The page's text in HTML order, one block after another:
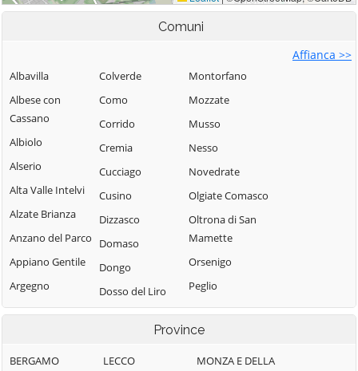
Comuni
Affianca >>
Albavilla
Albese con
Cassano
Albiolo
Alserio
Alta Valle Intelvi
Alzate Brianza
Anzano del Parco
Appiano Gentile
Argegno
Arosio
Barni
Colverde
Como
Corrido
Cremia
Cucciago
Cusino
Dizzasco
Domaso
Dongo
Dosso del Liro
Erba
Faggeto Lario
Montorfano
Mozzate
Musso
Nesso
Novedrate
Olgiate Comasco
Oltrona di San
Mamette
Orsenigo
Peglio
Pianello del Lario
Pigra
Plesio
Province
BERGAMO
LECCO
MONZA E DELLA